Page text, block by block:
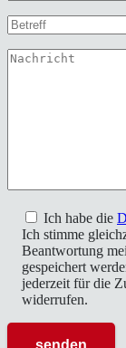
Ich habe die
Ich stimme
Beantwortung
gespeichert
jederzeit für die
widerrufen.